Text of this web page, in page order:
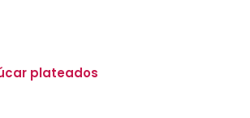
plateados